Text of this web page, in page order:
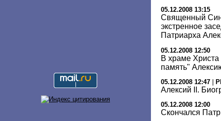
05.12.2008 13:15
Священный
экстренное
Патриарха
05.12.2008 12:50
В храме
память"
05.12.2008 12:47
Алексий II.
05.12.2008 12:00
Скончался